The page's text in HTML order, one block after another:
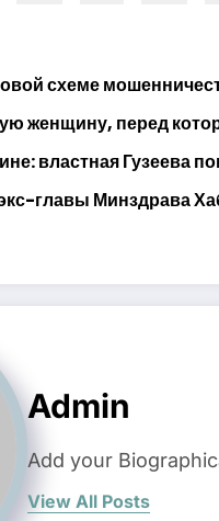
схеме
женщину, перед
властная Гузеева
главы Минздрава
Admin
Add your
View All Posts